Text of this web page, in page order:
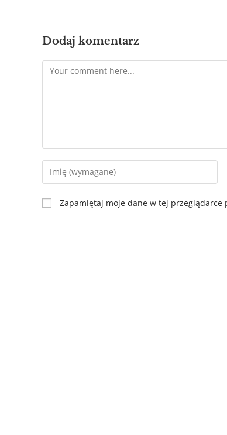
Dodaj komentarz
Zapamiętaj moje dane w tej przeglądarce